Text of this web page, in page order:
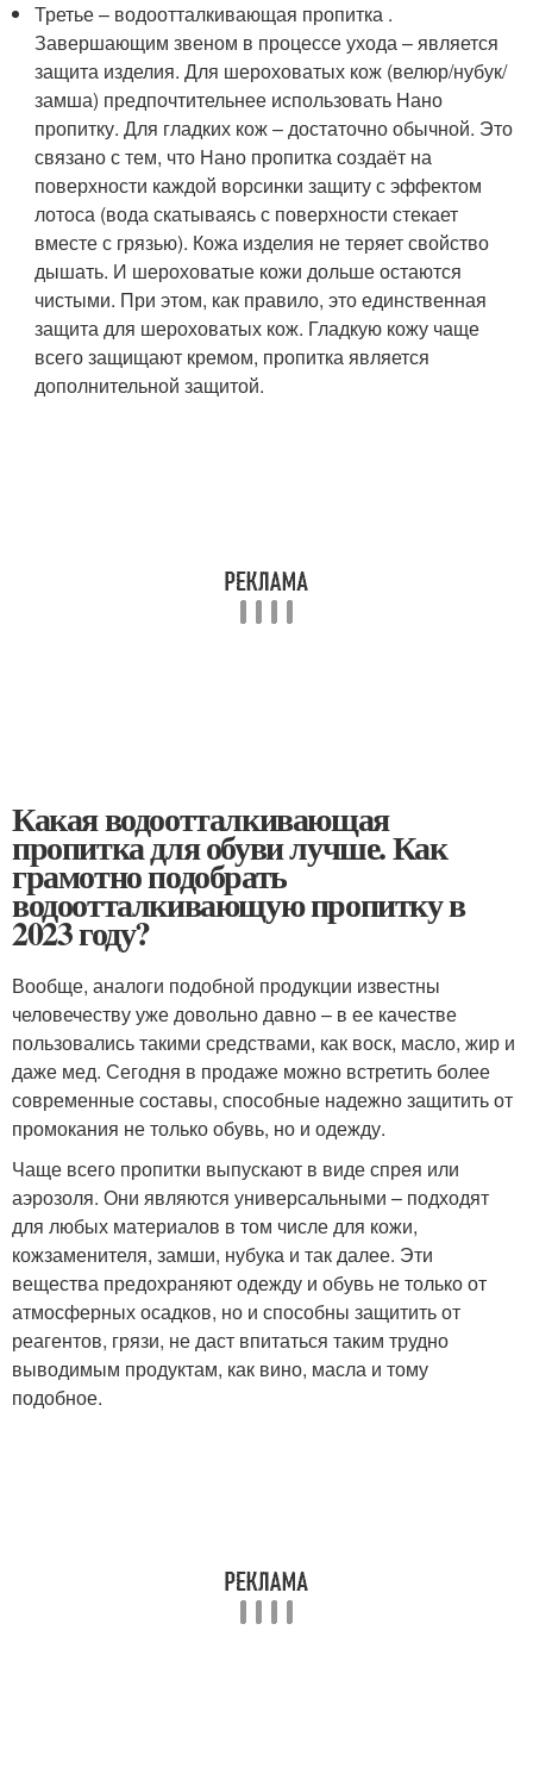
Третье – водоотталкивающая пропитка .
Завершающим звеном в процессе ухода – является
защита изделия. Для шероховатых кож (велюр/нубук/
замша) предпочтительнее использовать Нано
пропитку. Для гладких кож – достаточно обычной. Это
связано с тем, что Нано пропитка создаёт на
поверхности каждой ворсинки защиту с эффектом
лотоса (вода скатываясь с поверхности стекает
вместе с грязью). Кожа изделия не теряет свойство
дышать. И шероховатые кожи дольше остаются
чистыми. При этом, как правило, это единственная
защита для шероховатых кож. Гладкую кожу чаще
всего защищают кремом, пропитка является
дополнительной защитой.
Какая водоотталкивающая
пропитка для обуви лучше. Как
грамотно подобрать
водоотталкивающую пропитку в
2023 году?
Вообще, аналоги подобной продукции известны
человечеству уже довольно давно – в ее качестве
пользовались такими средствами, как воск, масло, жир и
даже мед. Сегодня в продаже можно встретить более
современные составы, способные надежно защитить от
промокания не только обувь, но и одежду.
Чаще всего пропитки выпускают в виде спрея или
аэрозоля. Они являются универсальными – подходят
для любых материалов в том числе для кожи,
кожзаменителя, замши, нубука и так далее. Эти
вещества предохраняют одежду и обувь не только от
атмосферных осадков, но и способны защитить от
реагентов, грязи, не даст впитаться таким трудно
выводимым продуктам, как вино, масла и тому
подобное.